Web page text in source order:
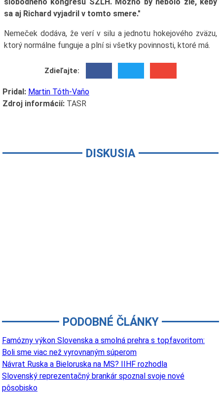
sa aj Richard vyjadril v tomto smere."
Nemeček dodáva, že verí v silu a jednotu hokejového zväzu,
ktorý normálne funguje a plní si všetky povinnosti, ktoré má.
Zdieľajte:
Pridal: Martin Tóth-Vaňo
Zdroj informácií:TASR
DISKUSIA
PODOBNÉ ČLÁNKY
Famózny výkon Slovenska a smolná prehra s topfavoritom:
Boli sme viac než vyrovnaným súperom
Návrat Ruska a Bieloruska na MS? IIHF rozhodla
Slovenský reprezentačný brankár spoznal svoje nové
pôsobisko